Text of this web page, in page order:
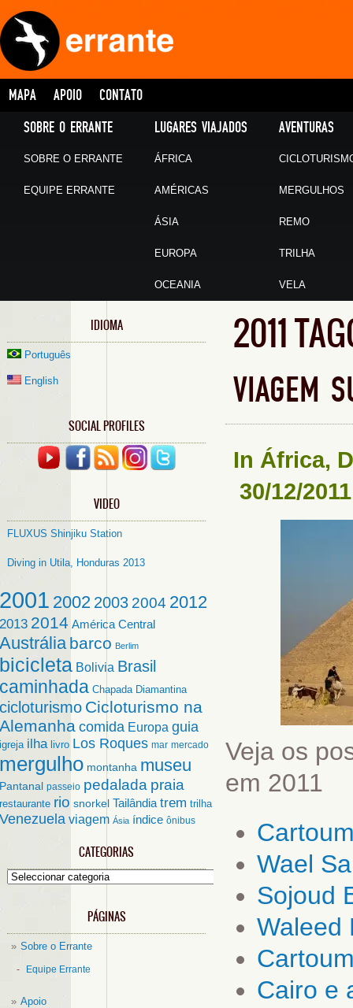
MAPA APOIO CONTATO
SOBRE O ERRANTE
SOBRE O ERRANTE
EQUIPE ERRANTE
LUGARES VIAJADOS
ÁFRICA
AMÉRICAS
ÁSIA
EUROPA
OCEANIA
AVENTURAS
MERGULHOS
REMO
TRILHA
VELA
IDIOMA
Português
English
SOCIAL PROFILES
VIDEO
FLUXUS Shinjiku Station
Diving in Utila, Honduras 2013
2001 2002 2003 2004 2012
2013 2014 América Central
Austrália barco Berlim
bicicleta Bolivia Brasil
caminhada Chapada Diamantina
cicloturismo Cicloturismo na
Alemanha comida Europa guia
igreja ilha livro Los Roques mar mercado
mergulho montanha museu
Pantanal passeio pedalada praia
restaurante rio snorkel Tailândia trem trilha
Venezuela viagem Ásia índice ônibus
CATEGORIAS
Categorias
PÁGINAS
Sobre o Errante
Equipe Errante
Apoio
2011
VIAGEM
In África,
30/12/2011
Veja os
em 2011
Wael
Sojoud
Waleed
Cairo e